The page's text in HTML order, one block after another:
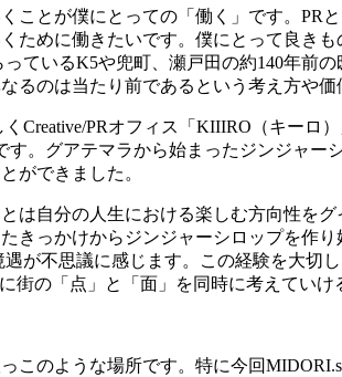
ことが僕にとっての「働く」です。 PR
ために働きたいです。僕にとって良き
っているK5や兜町、瀬戸田の約140年前の
るのは当たり前であるという考え方や
Creative/PRオフィス「 KIIIRO （キーロ
。グアテマラから始まったジンジャー
ができました。
は自分の人生における楽しむ方向性を
きっかけからジンジャーシロップを作
遇が不思議に感じます。この経験を大切
街の「点」と「面」を同時に考えていけ
このような場所です。特に今回